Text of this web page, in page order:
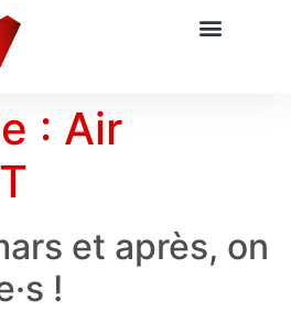
: Air
et après, on
!